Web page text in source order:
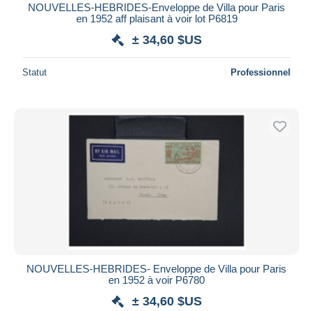
NOUVELLES-HEBRIDES-Enveloppe de Villa pour Paris
en 1952 aff plaisant à voir lot P6819
± 34,60 $US
Statut Professionnel
NOUVELLES-HEBRIDES- Enveloppe de Villa pour Paris
en 1952 à voir P6780
± 34,60 $US